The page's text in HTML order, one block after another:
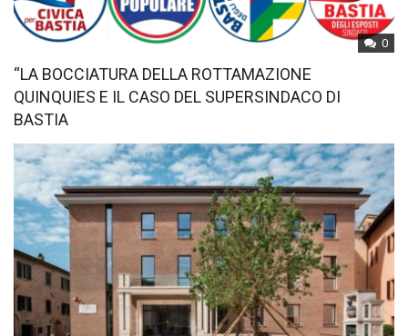
0
“LA BOCCIATURA DELLA ROTTAMAZIONE
QUINQUIES E IL CASO DEL SUPERSINDACO DI
BASTIA